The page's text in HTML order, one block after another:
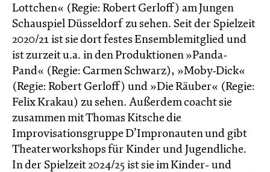
Lottchen« (Regie: Robert Gerloff) am Jungen
Schauspiel Düsseldorf zu sehen. Seit der Spielzeit
2020/21 ist sie dort festes Ensemblemitglied und
ist zurzeit u.a. in den Produktionen »Panda-
Pand« (Regie: Carmen Schwarz), »Moby-Dick«
(Regie: Robert Gerloff) und »Die Räuber« (Regie:
Felix Krakau) zu sehen. Außerdem coacht sie
zusammen mit Thomas Kitsche die
Improvisationsgruppe D’Impronauten und gibt
Theaterworkshops für Kinder und Jugendliche.
In der Spielzeit 2024/25 ist sie im Kinder- und